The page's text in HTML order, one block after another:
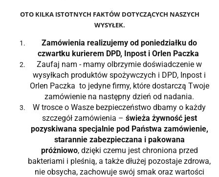
OTO KILKA ISTOTNYCH FAKTÓW DOTYCZĄCYCH NASZYCH
WYSYŁEK.
Zamówienia realizujemy od poniedziałku do
czwartku kurierem DPD, Inpost i Orlen Paczka
Zaufaj nam - mamy olbrzymie doświadczenie w
wysyłkach produktów spożywczych i DPD, Inpost i
Orlen Paczka to jedyne firmy, które dostarczą Twoje
zamówienie na następny dzień od nadania.
W trosce o Wasze bezpieczeństwo dbamy o każdy
szczegół zamówienia – świeża żywność jest
pozyskiwana specjalnie pod Państwa zamówienie,
starannie zabezpieczana i pakowana
próżniowo, dzięki czemu jest chroniona przed
bakteriami i pleśnią, a także dłużej pozostaje zdrowa,
nie obsycha, zachowuje swój smak oraz wartości